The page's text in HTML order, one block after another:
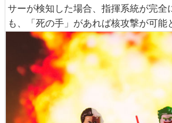
サーが検知した場合、指揮系統が完全
も、「死の手」があれば核攻撃が可能